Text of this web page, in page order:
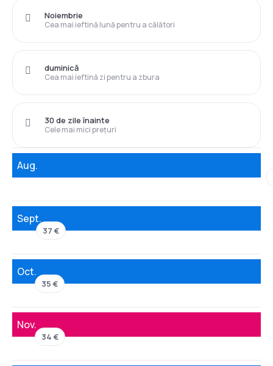
Cea mai ieftină lună pentru a călători
Noiembrie
Cea mai ieftină zi pentru a zbura
duminică
Cele mai mici prețuri
30 de zile înainte
Aug.
Sept.
37 €
Oct.
35 €
Nov.
34 €